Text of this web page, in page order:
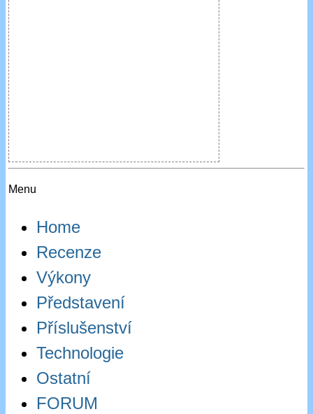
Menu
Home
Recenze
Výkony
Představení
Příslušenství
Technologie
Ostatní
FORUM